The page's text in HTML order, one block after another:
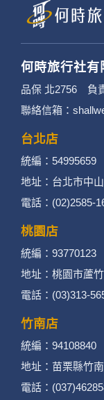
何時旅行社有
品保 北2756 負
聯絡信箱：
台北店
統編：54995659
地址：台北市中
電話：(02)2585-
桃園店
統編：93770123
地址：桃園市蘆
電話：(03)313-
竹南店
統編：94108840
地址：苗栗縣竹
電話：